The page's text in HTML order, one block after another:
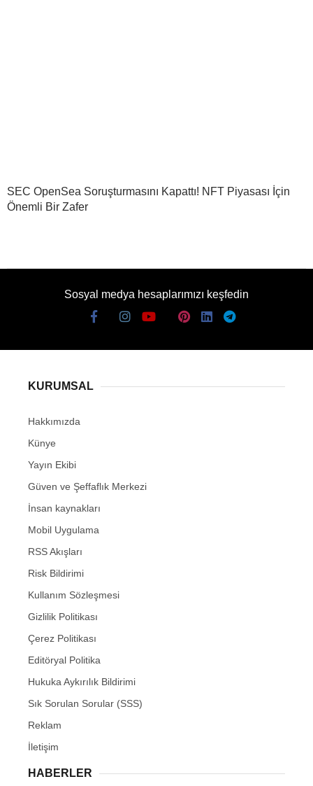
SEC OpenSea Soruşturmasını Kapattı! NFT Piyasası İçin
Önemli Bir Zafer
Sosyal medya hesaplarımızı keşfedin
KURUMSAL
Hakkımızda
Künye
Yayın Ekibi
Güven ve Şeffaflık Merkezi
İnsan kaynakları
Mobil Uygulama
RSS Akışları
Risk Bildirimi
Kullanım Sözleşmesi
Gizlilik Politikası
Çerez Politikası
Editöryal Politika
Hukuka Aykırılık Bildirimi
Sık Sorulan Sorular (SSS)
Reklam
İletişim
HABERLER